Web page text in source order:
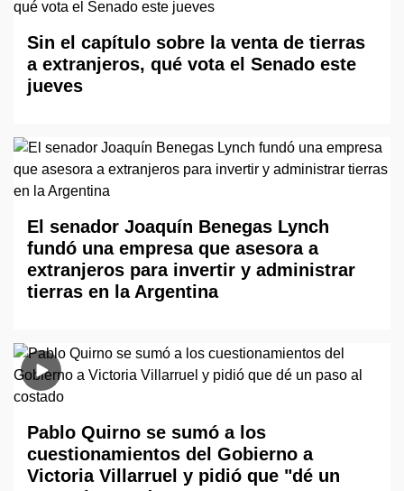
Sin el capítulo sobre la venta de tierras
a extranjeros, qué vota el Senado este
jueves
El senador Joaquín Benegas Lynch
fundó una empresa que asesora a
extranjeros para invertir y administrar
tierras en la Argentina
Pablo Quirno se sumó a los
cuestionamientos del Gobierno a
Victoria Villarruel y pidió que "dé un